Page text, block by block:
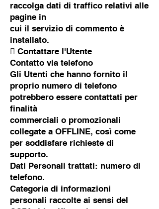
raccolga dati di traffico relativi alle
pagine in
cui il servizio di commento è
installato.
 Contattare l'Utente
Contatto via telefono
Gli Utenti che hanno fornito il
proprio numero di telefono
potrebbero essere contattati per
finalità
commerciali o promozionali
collegate a OFFLINE, così come
per soddisfare richieste di
supporto.
Dati Personali trattati: numero di
telefono.
Categoria di informazioni
personali raccolte ai sensi del